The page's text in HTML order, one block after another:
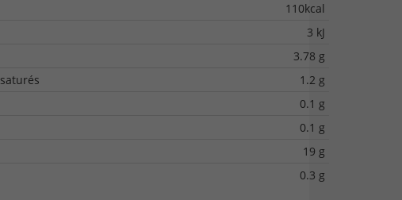
110kcal
3 kJ
3.78 g
1.2 g
0.1 g
0.1 g
19 g
0.3 g